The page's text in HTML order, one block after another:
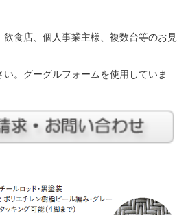
食店、個人事業主様、複数台等のお見
。グーグルフォームを使用していま